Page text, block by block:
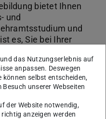
bietet Ihnen
und
und
es, Sie bei Ihrer
zu
Wir informieren und
des Studiums,
zum
Berufseignung.
das Nutzungserlebnis auf
anpassen. Deswegen
können selbst entscheiden,
unserer Webseiten
der Website notwendig,
anzeigen werden